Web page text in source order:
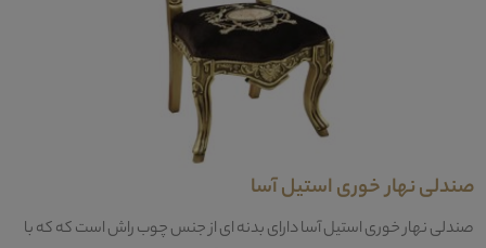
صندلی نهار خوری استیل آسا
صندلی نهار خوری استیل آسا دارای بدنه ای از جنس چوب راش است که که با